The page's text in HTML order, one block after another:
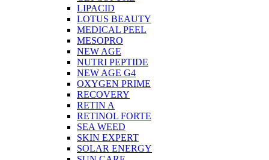
LIPACID
LOTUS BEAUTY
MEDICAL PEEL
MESOPRO
NEW AGE
NUTRI PEPTIDE
NEW AGE G4
OXYGEN PRIME
RECOVERY
RETIN A
RETINOL FORTE
SEA WEED
SKIN EXPERT
SOLAR ENERGY